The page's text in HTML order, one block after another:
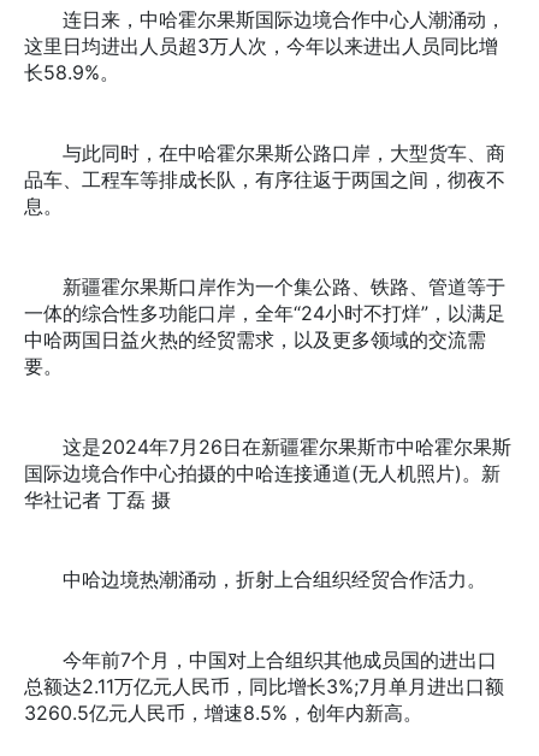
连日来，中哈霍尔果斯国际边境合作中心人潮涌动，
这里日均进出人员超3万人次，今年以来进出人员同比增
长58.9%。
与此同时，在中哈霍尔果斯公路口岸，大型货车、商
品车、工程车等排成长队，有序往返于两国之间，彻夜不
息。
新疆霍尔果斯口岸作为一个集公路、铁路、管道等于
一体的综合性多功能口岸，全年“24小时不打烊”，以满足
中哈两国日益火热的经贸需求，以及更多领域的交流需
要。
这是2024年7月26日在新疆霍尔果斯市中哈霍尔果斯
国际边境合作中心拍摄的中哈连接通道(无人机照片)。新
华社记者 丁磊 摄
中哈边境热潮涌动，折射上合组织经贸合作活力。
今年前7个月，中国对上合组织其他成员国的进出口
总额达2.11万亿元人民币，同比增长3%;7月单月进出口额
3260.5亿元人民币，增速8.5%，创年内新高。